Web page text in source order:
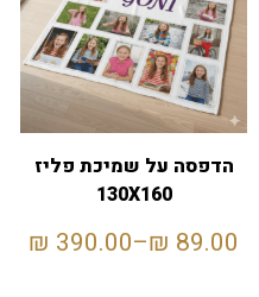
הדפסה על שמיכת פליז
130X160
89.00
₪
–
390.00
₪